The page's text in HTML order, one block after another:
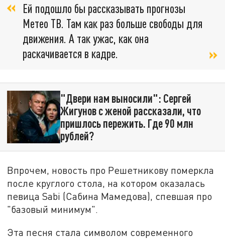
Ей подошло бы рассказывать прогнозы
Метео ТВ. Там как раз больше свободы для
движения. А так ужас, как она
раскачивается в кадре.
"Двери нам выносили": Сергей
Жигунов с женой рассказали, что
пришлось пережить. Где 90 млн
рублей?
Впрочем, новость про Решетникову померкла
после круглого стола, на котором оказалась
певица Sabi (Сабина Мамедова), спевшая про
"базовый минимум".
Эта песня стала символом современного